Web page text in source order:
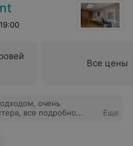
Все цены
очень
все подробно
довольна
как жила раньше без
Еще